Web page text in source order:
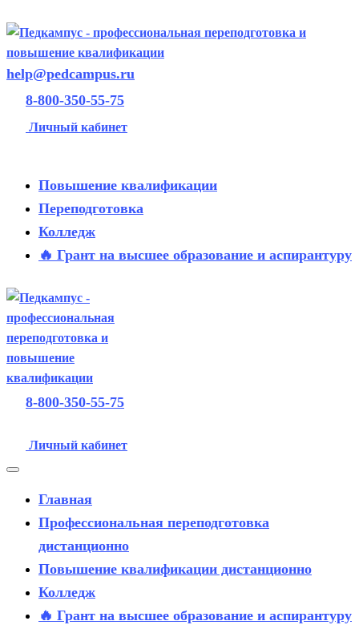
help@pedcampus.ru
8-800-350-55-75
Личный кабинет
Повышение квалификации
Переподготовка
Колледж
🔥 Грант на высшее образование и аспирантуру
8-800-350-55-75
Личный кабинет
Главная
Профессиональная переподготовка
дистанционно
Повышение квалификации дистанционно
Колледж
🔥 Грант на высшее образование и аспирантуру